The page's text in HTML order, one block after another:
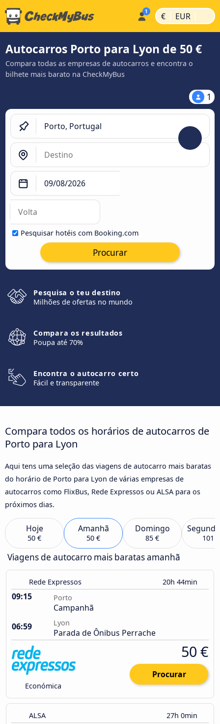
€ | EUR |
Autocarros Porto para Lyon de 50 €
Compara todas as empresas de autocarros e encontra o
bilhete mais barato na CheckMyBus
1
Pesquisar hotéis com Booking.com
Procurar
Pesquisa o teu destino
Milhões de ofertas no mundo
Compara os resultados
Poupa até 70%
Encontra o autocarro certo
Fácil e transparente
Compara todos os horários de autocarros de
Porto para Lyon
Aqui tens uma seleção das viagens de autocarro mais baratas
do horário de Porto para Lyon de várias empresas de
autocarros como FlixBus, Rede Expressos ou ALSA para os
próximos dias.
Hoje
50 €
Amanhã
50 €
Domingo
85 € 101 €
Viagens de autocarro mais baratas amanhã
Rede Expressos 20h 44min
09:15 Porto
Campanhã
06:59
Lyon
Parada de Ônibus Perrache
Económica
50 €
Procurar
ALSA 27h 0min